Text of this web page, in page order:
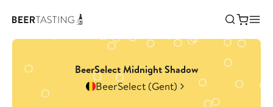
BeerSelect Midnight Shadow
BeerSelect (Gent)